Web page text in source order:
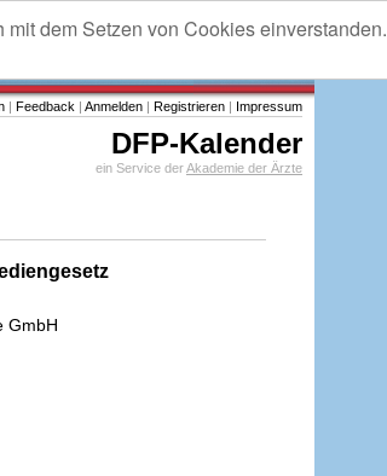
dem Setzen von Cookies einverstanden.
| Feedback | Anmelden | Registrieren | Impressum
DFP-Kalender
ein Service derAkademie der Ärzte
GmbH